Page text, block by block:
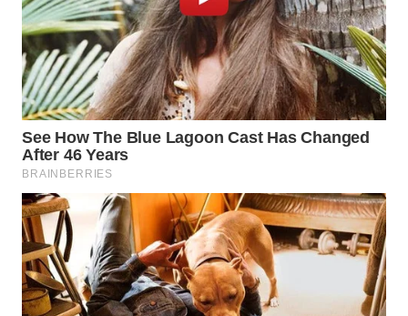
WN
LABUHANBATU
WN
TAPANULI
TENGAH
WN DELI
SERDANG
WN
TEBING
TINGGI